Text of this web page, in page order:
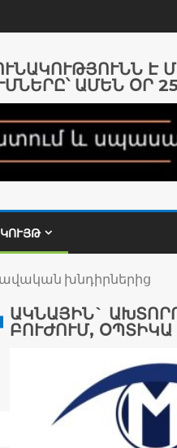
Է
ԱՄԵՆ ՕՐ
խնդիրներից
ԱԿՆԱՅԻՆ`
ԲՈՒԺՈՒՄ, ՕՊՏԻԿԱ